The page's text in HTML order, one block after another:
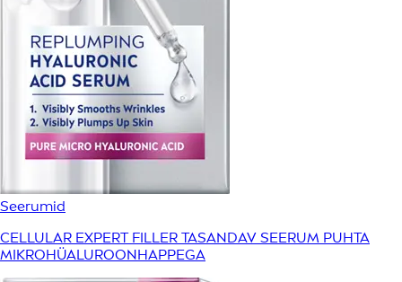
Seerumid
CELLULAR EXPERT FILLER TASANDAV SEERUM PUHTA
MIKROHÜALUROONHAPPEGA